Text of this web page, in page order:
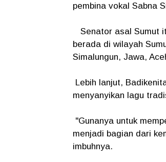
pembina vokal Sabna
Senator asal Sumut
berada di wilayah
Simalungun, Jawa,
Lebih lanjut,
menyanyikan lagu
"Gunanya untuk
menjadi bagian dari
imbuhnya.